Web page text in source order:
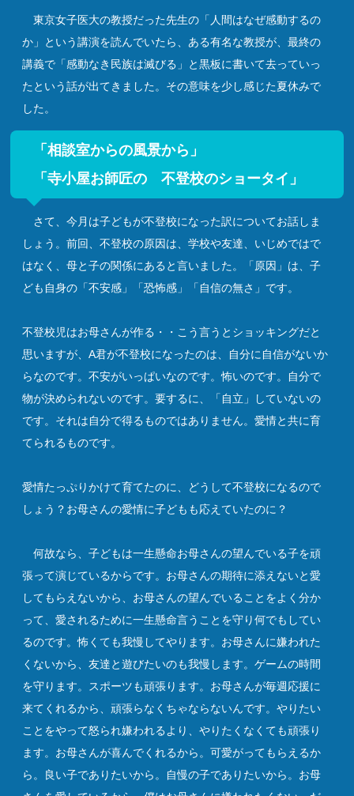
東京女子医大の教授だった先生の「人間はなぜ感動するの
か」という講演を読んでいたら、ある有名な教授が、最終の
講義で「感動なき民族は滅びる」と黒板に書いて去っていっ
たという話が出てきました。その意味を少し感じた夏休みで
した。
「相談室からの風景から」
「寺小屋お師匠の 不登校のショータイ」
さて、今月は子どもが不登校になった訳についてお話しま
しょう。前回、不登校の原因は、学校や友達、いじめではで
はなく、母と子の関係にあると言いました。「原因」は、子
ども自身の「不安感」「恐怖感」「自信の無さ」です。
不登校児はお母さんが作る・・こう言うとショッキングだと
思いますが、A君が不登校になったのは、自分に自信がないか
らなのです。不安がいっぱいなのです。怖いのです。自分で
物が決められないのです。要するに、「自立」していないの
です。それは自分で得るものではありません。愛情と共に育
てられるものです。
愛情たっぷりかけて育てたのに、どうして不登校になるので
しょう？お母さんの愛情に子どもも応えていたのに？
何故なら、子どもは一生懸命お母さんの望んでいる子を頑
張って演じているからです。お母さんの期待に添えないと愛
してもらえないから、お母さんの望んでいることをよく分か
って、愛されるために一生懸命言うことを守り何でもしてい
るのです。怖くても我慢してやります。お母さんに嫌われた
くないから、友達と遊びたいのも我慢します。ゲームの時間
を守ります。スポーツも頑張ります。お母さんが毎週応援に
来てくれるから、頑張らなくちゃならないんです。やりたい
ことをやって怒られ嫌われるより、やりたくなくても頑張り
ます。お母さんが喜んでくれるから。可愛がってもらえるか
ら。良い子でありたいから。自慢の子でありたいから。お母